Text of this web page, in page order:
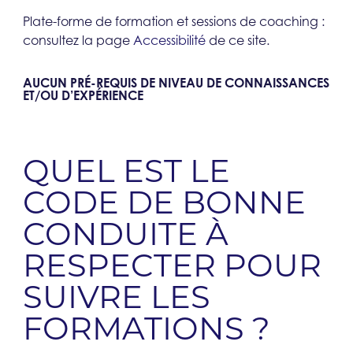
Plate-forme de formation et sessions de coaching :
consultez la page Accessibilité de ce site.
AUCUN PRÉ-REQUIS DE NIVEAU DE CONNAISSANCES
ET/OU D’EXPÉRIENCE​
QUEL EST LE
CODE DE BONNE
CONDUITE À
RESPECTER POUR
SUIVRE LES
FORMATIONS ?​